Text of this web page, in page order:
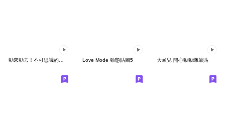
Love Mode 動態貼圖5 大頭兒 開心動動蠟筆貼